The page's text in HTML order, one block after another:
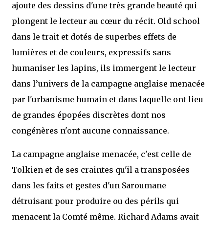
ajoute des dessins d'une très grande beauté qui
plongent le lecteur au cœur du récit. Old school
dans le trait et dotés de superbes effets de
lumières et de couleurs, expressifs sans
humaniser les lapins, ils immergent le lecteur
dans l’univers de la campagne anglaise menacée
par l'urbanisme humain et dans laquelle ont lieu
de grandes épopées discrètes dont nos
congénères n'ont aucune connaissance.
La campagne anglaise menacée, c'est celle de
Tolkien et de ses craintes qu'il a transposées
dans les faits et gestes d'un Saroumane
détruisant pour produire ou des périls qui
menacent la Comté même. Richard Adams avait